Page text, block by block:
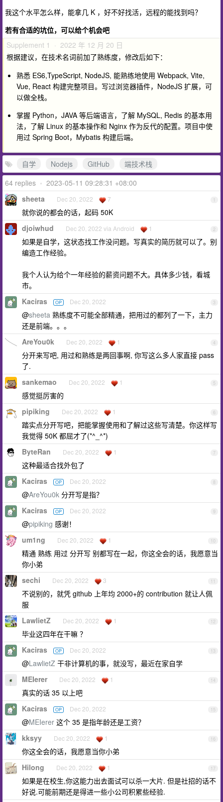
我这个水平怎么样，能拿几 K ，好不好找活，远程的能找到吗？
若有合适的坑位，可以给个机会吧
Supplement 1 · 2022 年 12 月 20 日
根据建议，在技术名词前加了熟练度，修改后如下：
熟悉 ES6,TypeScript, NodeJS, 能熟练地使用 Webpack, Vite,
Vue, React 构建完整项目。写过浏览器插件，NodeJS 扩展，可
以做全栈。
掌握 Python，JAVA 等后端语言，了解 MySQL, Redis 的基本用
法，了解 Linux 的基本操作和 Nginx 作为反代的配置。项目中使
用过 Spring Boot，Mybatis 构建后端。
自学 Nodejs GitHub
端技术栈
64 replies • 2023-05-11 09:28:31 +08:00
1
sheeta Dec 20, 2022 7
就你说的都会的话，起码 50K
2
djoiwhud Dec 20, 2022 via Android 1
如果是自学，这状态找工作没问题。写真实的简历就可以了。别
编造工作经验。
我个人认为给个一年经验的薪资问题不大。具体多少钱，看城
市。
3
Kaciras OP Dec 20, 2022
@sheeta 熟练度不可能全部精通，把用过的都列了一下，主力
还是前端。。。
4
AreYou0k Dec 20, 2022 1
分开来写吧, 用过和熟练是两回事啊, 你写这么多人家直接 pass
了.
5
sankemao Dec 20, 2022 1
感觉挺厉害的
6
pipiking Dec 20, 2022 1
踏实点分开写吧，把能掌握使用和了解过这些写清楚。你这样写
我觉得 50K 都屈才了(*^_^*)
7
ByteRan Dec 20, 2022 1
这种最适合找外包了
8
Kaciras OP Dec 20, 2022
@AreYou0k 分开写是指？
9
Kaciras OP Dec 20, 2022
@pipiking 感谢！
10
um1ng Dec 20, 2022 1
精通 熟练 用过 分开写 别都写在一起，你这全会的话，我愿意当
你小弟
11
sechi Dec 20, 2022 3
不说别的，就凭 github 上年均 2000+的 contribution 就让人佩
服
12
LawlietZ Dec 20, 2022 1
毕业这四年在干嘛 ？
13
Kaciras OP Dec 20, 2022
@LawlietZ 干非计算机的事，就没写，最近在家自学
14
MEIerer Dec 20, 2022 1
真实的话 35 以上吧
15
Kaciras OP Dec 20, 2022
@MEIerer 这个 35 是指年龄还是工资？
16
kksyy Dec 20, 2022 1
你这全会的话，我愿意当你小弟
17
Hilong Dec 20, 2022 1
如果是在校生,你这能力出去面试可以杀一大片. 但是社招的话不
好说.可能前期还是得进一些小公司积累些经验.